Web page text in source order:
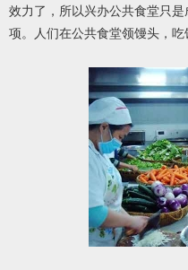
效力了，所以兴办公共食堂只
项。人们在公共食堂领馒头，